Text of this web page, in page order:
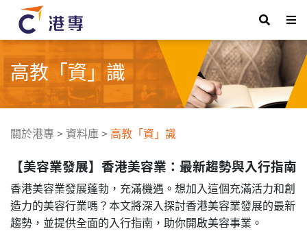
高教「資」識
關於港專>資料庫> 高教「資」識
【美容業發展】香港美容業：最新趨勢與入行指南
香港美容業發展蓬勃，充滿機遇。想加入這個充滿活力和創
造力的美容行業嗎？本文將深入探討香港美容業發展的最新
趨勢，並提供全面的入行指南，助你開啟美容事業。